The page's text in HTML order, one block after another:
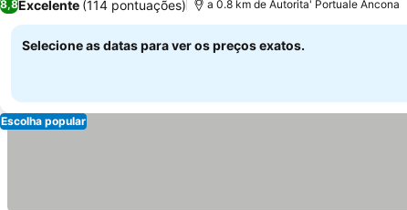
8,8Excelente (114 pontuações) a 0.8 km de Autorita' Portuale Ancona
Selecione as datas para ver os preços exatos.
Escolha popular